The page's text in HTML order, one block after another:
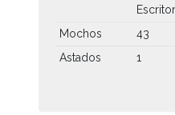
Mochos
43
Astados
1